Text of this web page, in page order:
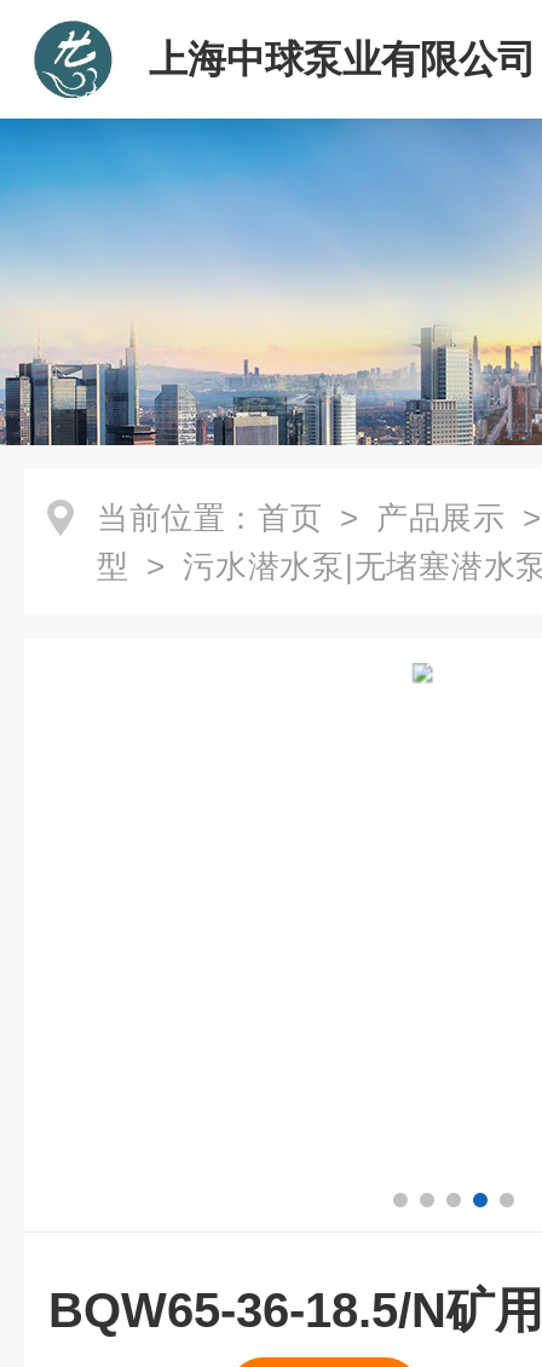
上海中球泵业有限公司
当前位置： 首页 > 产品展示
型 > 污水潜水泵|无堵塞潜水
BQW65-36-18.5/N矿